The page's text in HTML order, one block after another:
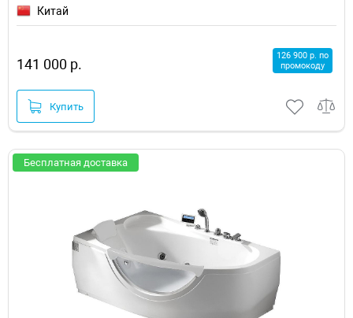
Китай
141 000 р.
126 900 р. по
промокоду
Купить
Бесплатная доставка